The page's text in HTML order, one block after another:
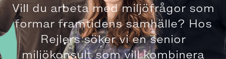
Vill du arbeta med miljöfrågor som
formar framtidens samhälle? Hos
Rejlers söker vi en senior
miljökonsult som vill kombinera